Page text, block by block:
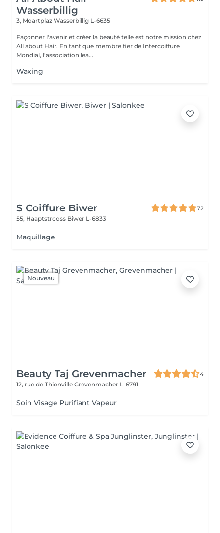
Wasserbillig
3, Moartplaz Wasserbillig L-6635
Façonner l'avenir et créer la beauté telle est notre mission chez
All about Hair. En tant que membre fier de Intercoiffure
Mondial, l'association lea...
Waxing
S Coiffure Biwer
72
55, Haaptstrooss Biwer L-6833
Maquillage
Nouveau
Beauty Taj Grevenmacher
4
12, rue de Thionville Grevenmacher L-6791
Soin Visage Purifiant Vapeur